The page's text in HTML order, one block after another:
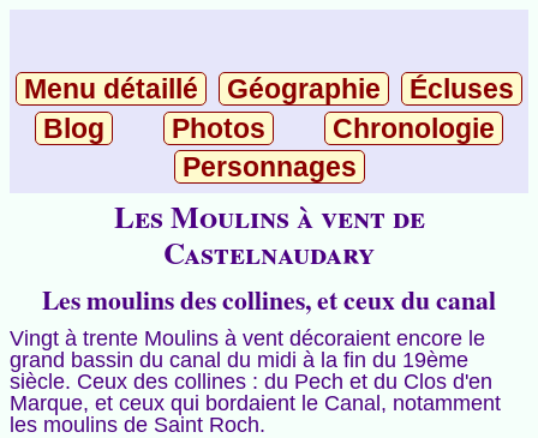
Menu détaillé Géographie Écluses
Blog
Photos
Chronologie
Personnages
Les Moulins à vent de
Castelnaudary
Les moulins des collines, et ceux du canal
Vingt à trente Moulins à vent décoraient encore le
grand bassin du canal du midi à la fin du 19ème
siècle. Ceux des collines : du Pech et du Clos d'en
Marque, et ceux qui bordaient le Canal, notamment
les moulins de Saint Roch.